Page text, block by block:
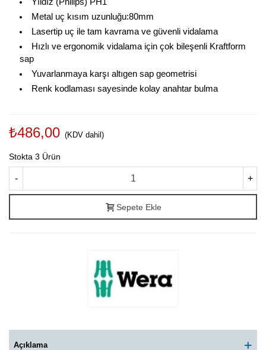
Metal uç kısım uzunluğu:80mm
Lasertip uç ile tam kavrama ve güvenli vidalama
Hızlı ve ergonomik vidalama için çok bileşenli Kraftform
sap
Yuvarlanmaya karşı altıgen sap geometrisi
Renk kodlaması sayesinde kolay anahtar bulma
₺486,00 (KDV dahil)
Stokta 3 Ürün
- +
Sepete Ekle
Açıklama